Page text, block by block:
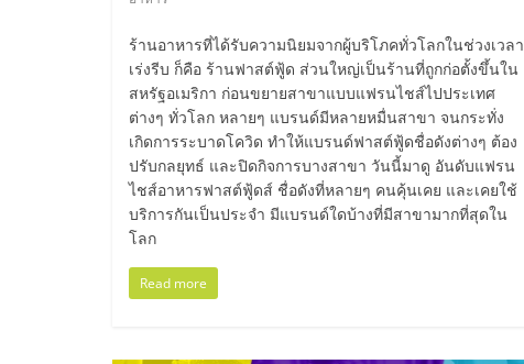
ไชส์
ขาย
แฟ
รน
ไชส์
ร้านอาหารที่ได้รับความนิยมจากผู้บริโภคทั่วโลกในช่วงเวลา
เร่งรีบ ก็คือ ร้านฟาสต์ฟู้ด ส่วนใหญ่เป็นร้านที่ถูกก่อตั้งขึ้นใน
สหรัฐอเมริกา ก่อนขยายสาขาแบบแฟรนไชส์ไปประเทศ
ต่างๆ ทั่วโลก หลายๆ แบรนด์มีหลายหมื่นสาขา จนกระทั่ง
เกิดการระบาดโควิด ทำให้แบรนด์ฟาสต์ฟู้ดชื่อดังต่างๆ ต้อง
ปรับกลยุทธ์ และปิดกิจการบางสาขา วันนี้มาดู อันดับแฟรน
ไชส์อาหารฟาสต์ฟู้ดส์ ชื่อดังที่หลายๆ คนคุ้นเคย และเคยใช้
บริการกันเป็นประจำ มีแบรนด์ใดบ้างที่มีสาขามากที่สุดใน
โลก
Read more